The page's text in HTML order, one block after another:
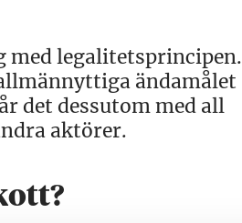
med legalitetsprincipen.
ändamålet
det dessutom med all
aktörer.